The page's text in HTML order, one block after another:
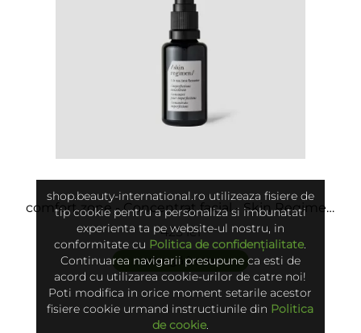
comfort zone - Concentrat facial - Skin Regimen
1.0 Tea Tree Booster
425 lei
adaugă în coș
shop.beauty-international.ro utilizeaza fisiere de
tip cookie pentru a personaliza si imbunatati
experienta ta pe website-ul nostru, in
conformitate cu Politica de confidențialitate.
Continuarea navigarii presupune ca esti de
acord cu utilizarea cookie-urilor de catre noi!
Poti modifica in orice moment setarile acestor
fisiere cookie urmand instructiunile din Politica
de cookie.